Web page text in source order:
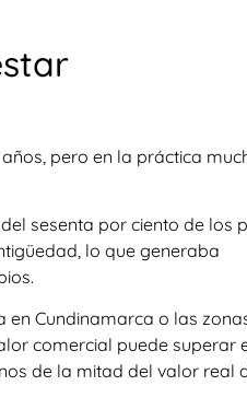
pero en la práctica
sesenta por ciento de los
lo que generaba
en Cundinamarca o las
comercial puede superar
de la mitad del valor real